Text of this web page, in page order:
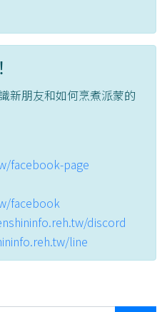
新朋友和如何烹煮派蒙的
facebook-page
facebook
discord
line